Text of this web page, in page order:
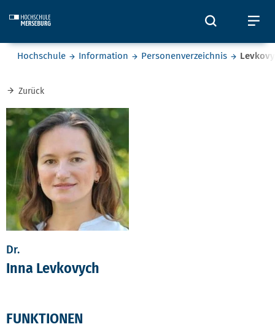
Öffnet
Sie befinden sich hier:
Hochschule Information Personenverzeichnis
Zurück
Dr.
Inna Levkovych
FUNKTIONEN